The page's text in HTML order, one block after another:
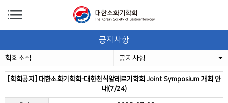
공지사항
학회소식 공지사항
[학회공지] 대한소화기학회-대한천식알레르기학회 Joint Symposium 개최 안
내(7/24)